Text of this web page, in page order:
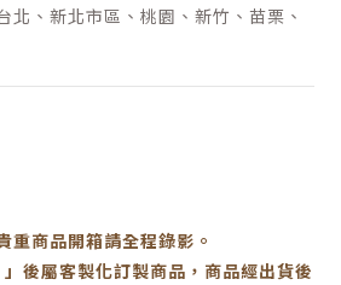
北、新北市區、桃園、新竹、苗栗、
重商品開箱請全程錄影。
後屬客製化訂製商品，商品經出貨後